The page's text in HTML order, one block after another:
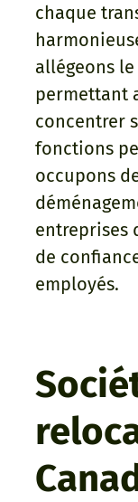
chaque
allégeons
permettant
concentrer
fonctions
occupons
entreprises
de
employés.